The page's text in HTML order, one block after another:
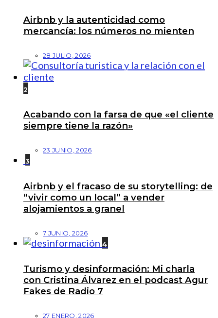
Airbnb y la autenticidad como
mercancía: los números no mienten
28 JULIO, 2026
2
Acabando con la farsa de que «el cliente
siempre tiene la razón»
23 JUNIO, 2026
3
Airbnb y el fracaso de su storytelling: de
“vivir como un local” a vender
alojamientos a granel
7 JUNIO, 2026
4
Turismo y desinformación: Mi charla
con Cristina Álvarez en el podcast Agur
Fakes de Radio 7
27 ENERO, 2026